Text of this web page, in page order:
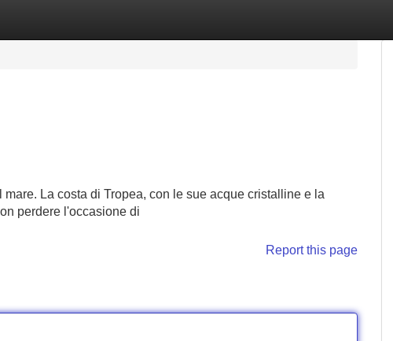
La costa di Tropea, con le sue acque cristalline e la
perdere l'occasione di
Report this page